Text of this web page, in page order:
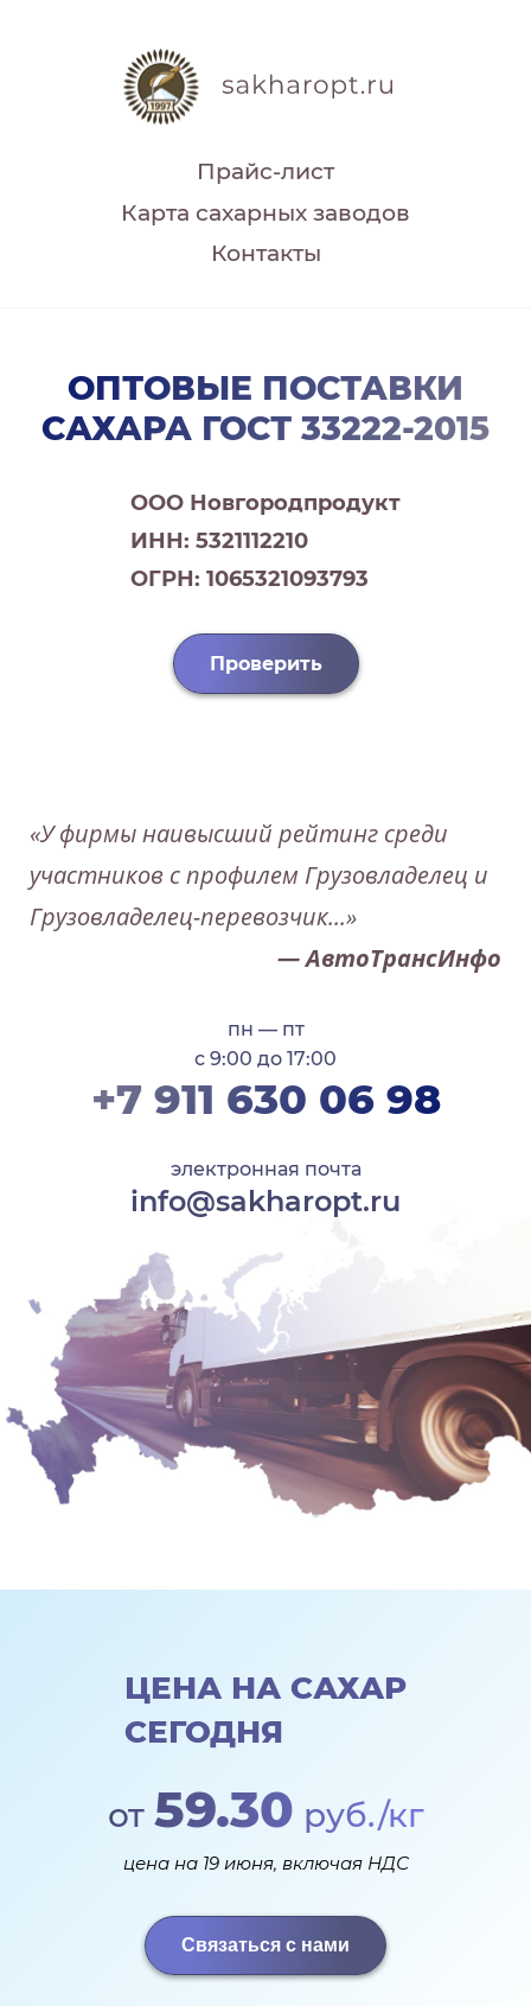
Прайс-лист
Карта сахарных заводов
Контакты
ОПТОВЫЕ ПОСТАВКИ
САХАРА ГОСТ 33222-2015
ООО Новгородпродукт
ИНН: 5321112210
ОГРН: 1065321093793
Проверить
«У фирмы наивысший рейтинг среди
участников с профилем Грузовладелец и
Грузовладелец-перевозчик...»
— АвтоТрансИнфо
пн — пт
с 9:00 до 17:00
+7 911 630 06 98
электронная почта
info@sakharopt.ru
ЦЕНА НА САХАР
СЕГОДНЯ
от 59.30 руб./кг
цена на 19 июня, включая НДС
Связаться с нами